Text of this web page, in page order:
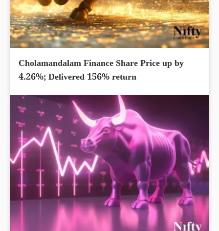
Cholamandalam Finance Share Price up by
4.26%; Delivered 156% return